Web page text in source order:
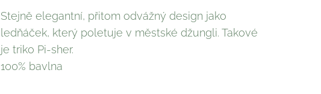
Stejně elegantní, přitom odvážný design jako
ledňáček, který poletuje v městské džungli. Takové
je triko Pi-sher.
100% bavlna